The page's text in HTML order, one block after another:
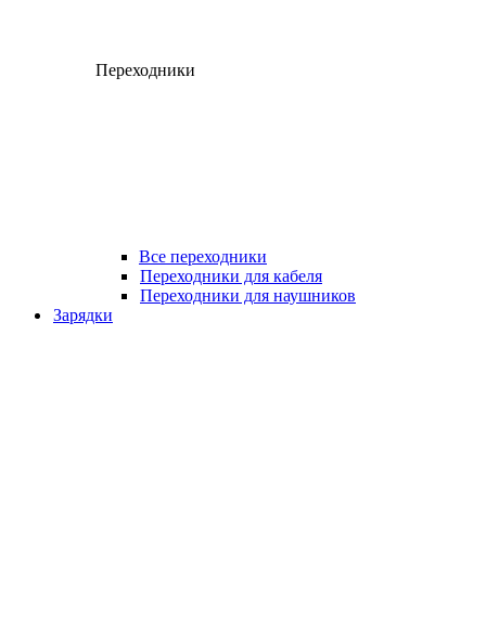
Переходники
Все переходники
Переходники для кабеля
Переходники для наушников
Зарядки